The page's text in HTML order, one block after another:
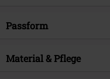
Produktthema
Entertainment License
Produkt-Typ
Bedruckt
Passform
Passform/Oberteile
Material & Pflege